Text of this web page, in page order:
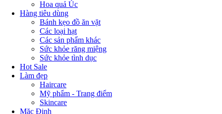
Hoa quả Úc
Hàng tiêu dùng
Bánh kẹo đồ ăn vặt
Các loại hạt
Các sản phẩm khác
Sức khỏe răng miệng
Sức khỏe tình dục
Hot Sale
Làm đẹp
Haircare
Mỹ phẩm - Trang điểm
Skincare
Mặc Định